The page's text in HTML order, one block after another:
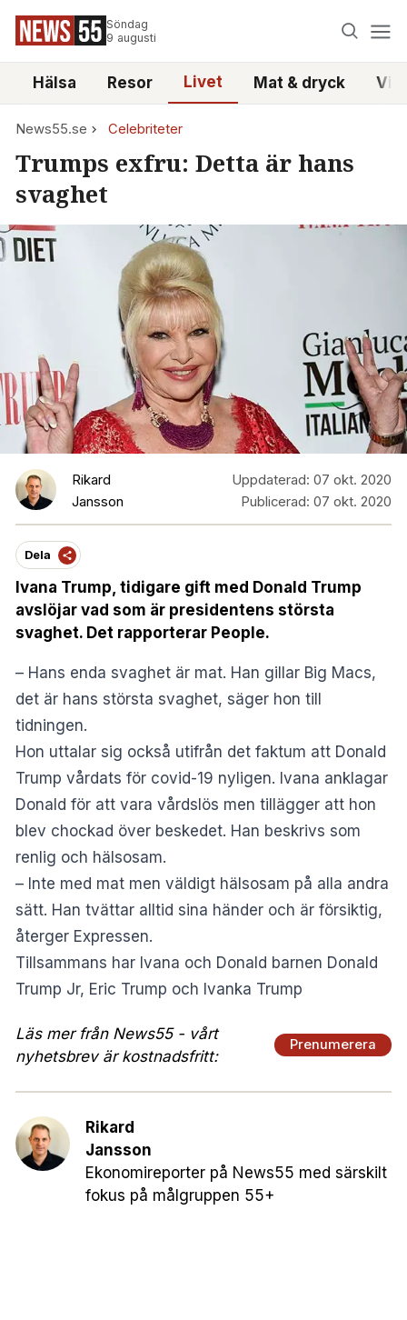
Söndag
9 augusti
Hälsa Resor Livet Mat & dryck
News55.se Celebriteter
Trumps exfru: Detta är hans
svaghet
Rikard
Jansson
Uppdaterad: 07 okt. 2020
Publicerad: 07 okt. 2020
Dela
Ivana Trump, tidigare gift med Donald Trump
avslöjar vad som är presidentens största
svaghet. Det rapporterar People.
– Hans enda svaghet är mat. Han gillar Big Macs,
det är hans största svaghet, säger hon till
tidningen.
Hon uttalar sig också utifrån det faktum att Donald
Trump vårdats för covid-19 nyligen. Ivana anklagar
Donald för att vara vårdslös men tillägger att hon
blev chockad över beskedet. Han beskrivs som
renlig och hälsosam.
– Inte med mat men väldigt hälsosam på alla andra
sätt. Han tvättar alltid sina händer och är försiktig,
återger Expressen.
Tillsammans har Ivana och Donald barnen Donald
Trump Jr, Eric Trump och Ivanka Trump
Läs mer från News55 - vårt
nyhetsbrev är kostnadsfritt:
Prenumerera
Rikard
Jansson
Ekonomireporter på News55 med särskilt
fokus på målgruppen 55+